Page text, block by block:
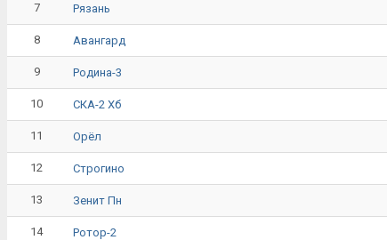
7 Рязань
8 Авангард
9 Родина-3
10 СКА-2 Хб
11 Орёл
12 Строгино
13 Зенит Пн
14 Ротор-2